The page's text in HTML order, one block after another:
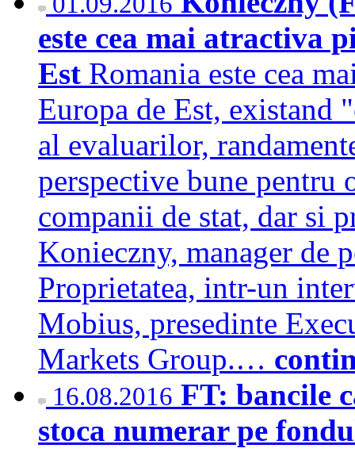
este cea mai atractiva
Est Romania este cea
Europa de Est,
al evaluarilor,
perspective bune
companii de stat, dar si
Konieczny, manager de
Proprietatea, intr-un
Mobius, presedinte
Markets Group.…
16.08.2016 FT: bancile
stoca numerar pe